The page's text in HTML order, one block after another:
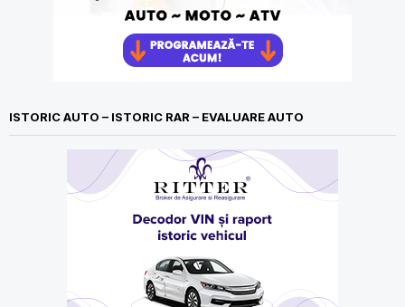
ISTORIC AUTO – ISTORIC RAR – EVALUARE AUTO